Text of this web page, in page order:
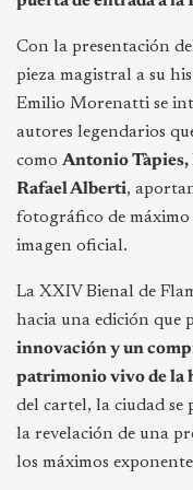
Con la presentación
pieza magistral a su
Emilio Morenatti se
autores legendarios
como Antonio
Rafael Alberti,
fotográfico de
imagen oficial.
La XXIV Bienal de
hacia una edición que
innovación y un
patrimonio vivo de la
del cartel, la ciudad
la revelación de una
los máximos